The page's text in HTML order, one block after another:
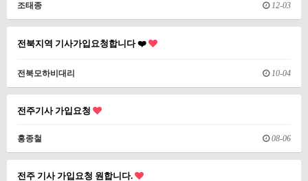
조태종 12-03
전북지역 기사가입요청합니다 ❤️
전북모하비대리 10-04
전주기사 가입요청
홍종철 08-06
전주 기사 가입요청 원합니다.